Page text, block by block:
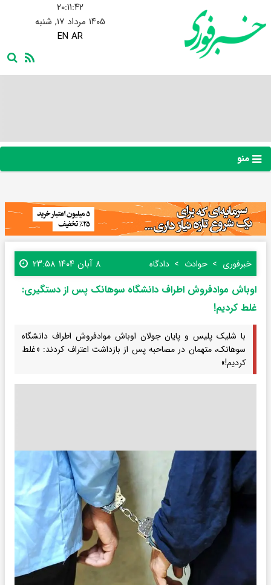
۲۰:۱۱:۴۲
۱۴۰۵ مرداد ۱۷, شنبه
EN AR
منو
خبرفوری حوادث دادگاه ۸ آبان ۱۴۰۴ ۲۳:۵۸
اوباش موادفروش اطراف دانشگاه سوهانک پس از دستگیری:
غلط کردیم!
با شلیک پلیس و پایان جولان اوباش موادفروش اطراف دانشگاه
سوهانک، متهمان در مصاحبه پس از بازداشت اعتراف کردند: «غلط
کردیم!»